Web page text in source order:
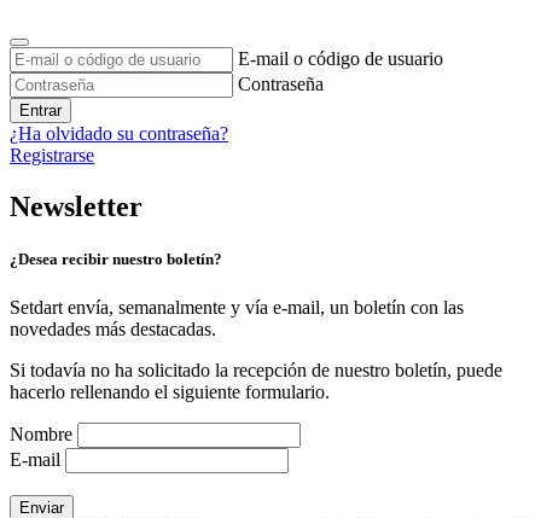
E-mail o código de usuario
Contraseña
Entrar
¿Ha olvidado su contraseña?
Registrarse
Newsletter
¿Desea recibir nuestro boletín?
Setdart envía, semanalmente y vía e-mail, un boletín con las
novedades más destacadas.
Si todavía no ha solicitado la recepción de nuestro boletín, puede
hacerlo rellenando el siguiente formulario.
Nombre
E-mail